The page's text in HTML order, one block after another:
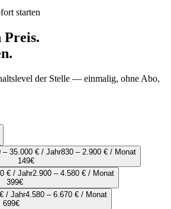
starten
Preis.
der Stelle — einmalig, ohne Abo,
– 35.000 € / Jahr830 – 2.900 € / Monat
149€
€ / Jahr2.900 – 4.580 € / Monat
399€
/ Jahr4.580 – 6.670 € / Monat
699€